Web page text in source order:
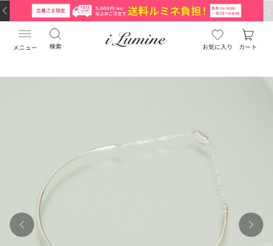
メニュー 検索 お気に入り カート